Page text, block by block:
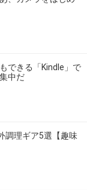
できる「Kindle」で
中だ
調理ギア5選【趣味